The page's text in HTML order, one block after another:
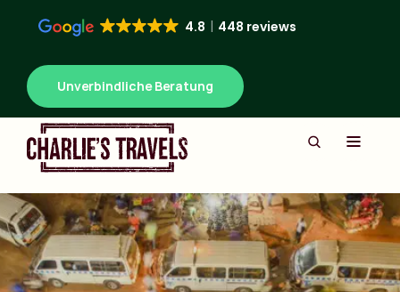
4.8 448 reviews
Unverbindliche Beratung